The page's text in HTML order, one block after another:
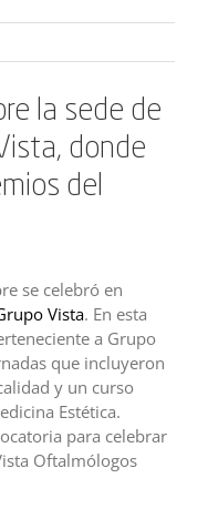
la sede de
donde
del
se celebró en
Vista. En esta
a Grupo
que incluyeron
y un curso
Estética.
para celebrar
Oftalmólogos